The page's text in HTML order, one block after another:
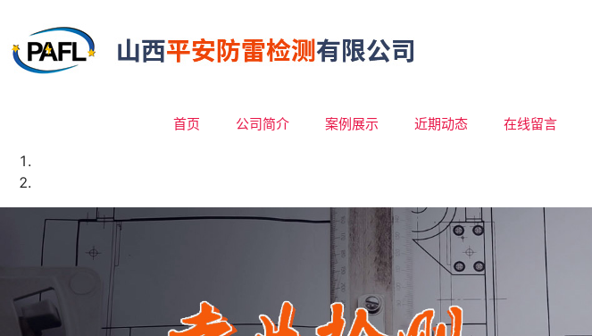
首页 公司简介 案例展示 近期动态 在线留言